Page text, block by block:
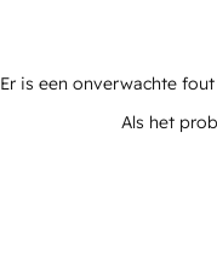
Er is een onverwachte
Als het